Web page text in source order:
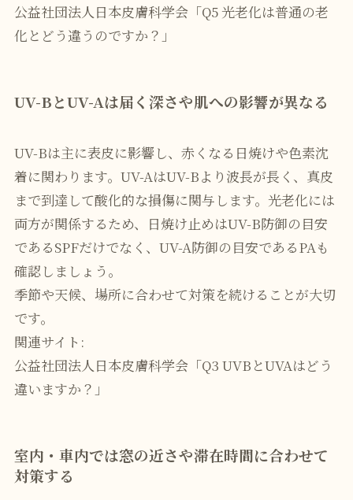
公益社団法人日本皮膚科学会「Q5 光老化は普通の老
化とどう違うのですか？」
UV-BとUV-Aは届く深さや肌への影響が異なる
UV-Bは主に表皮に影響し、赤くなる日焼けや色素沈
着に関わります。UV-AはUV-Bより波長が長く、真皮
まで到達して酸化的な損傷に関与します。光老化には
両方が関係するため、日焼け止めはUV-B防御の目安
であるSPFだけでなく、UV-A防御の目安であるPAも
確認しましょう。
季節や天候、場所に合わせて対策を続けることが大切
です。
関連サイト:
公益社団法人日本皮膚科学会「Q3 UVBとUVAはどう
違いますか？」
室内・車内では窓の近さや滞在時間に合わせて
対策する